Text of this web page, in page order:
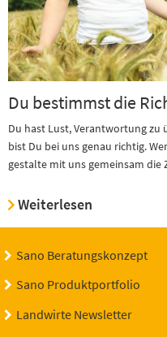
Du bestimmst die
Du hast Lust, Verantwortung zu
bist Du bei uns genau richtig.
gestalte mit uns gemeinsam die
Weiterlesen
Sano Beratungskonzept
Sano Produktportfolio
Landwirte Newsletter